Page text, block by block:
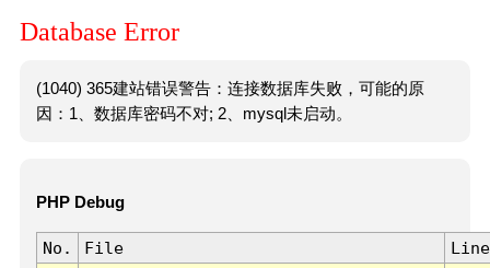
Database Error
(1040) 365建站错误警告：连接数据库失败，可能的原
因：1、数据库密码不对; 2、mysql未启动。
PHP Debug
No. File
Line